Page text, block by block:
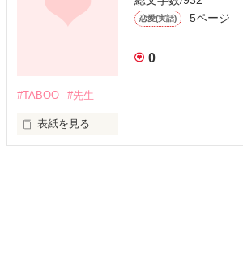
恋愛(実話) 5ページ
0
#TABOO #先生
表紙を見る